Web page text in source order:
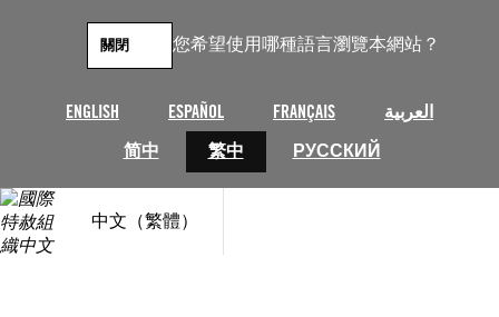
您希望使用哪種語言瀏覽本網站？
ENGLISH ESPAÑOL FRANÇAIS
العربية
简中
繁中 РУССКИЙ
關閉
中文（繁體）